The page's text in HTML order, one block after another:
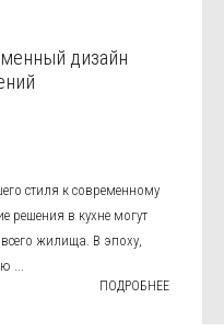
дизайн
стиля к современному
решения в кухне могут
жилища. В эпоху,
...
ПОДРОБНЕЕ